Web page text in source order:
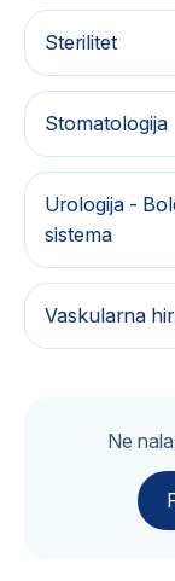
Sterilitet
Stomatologija
Urologija -
sistema
Vaskularna
Ne